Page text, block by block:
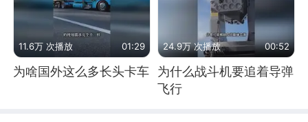
11.6万 次播放 01:29
为啥国外这么多长头卡车
24.9万 次播放 00:52
为什么战斗机要追着导弹
飞行